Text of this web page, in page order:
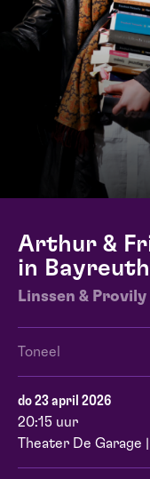
Arthur &
in Bayreuth
Linssen & Provily
Toneel
do 23 april 2026
20:15 uur
Theater De Garage